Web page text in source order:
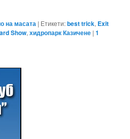
на масата | Етикети:best trick, Exit
Show,хидропарк Казичене |1